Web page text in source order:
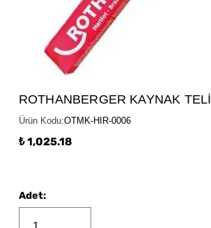
ROTHANBERGER KAYNAK TELİ
Ürün Kodu:OTMK-HIR-0006
₺ 1,025.18
Adet: